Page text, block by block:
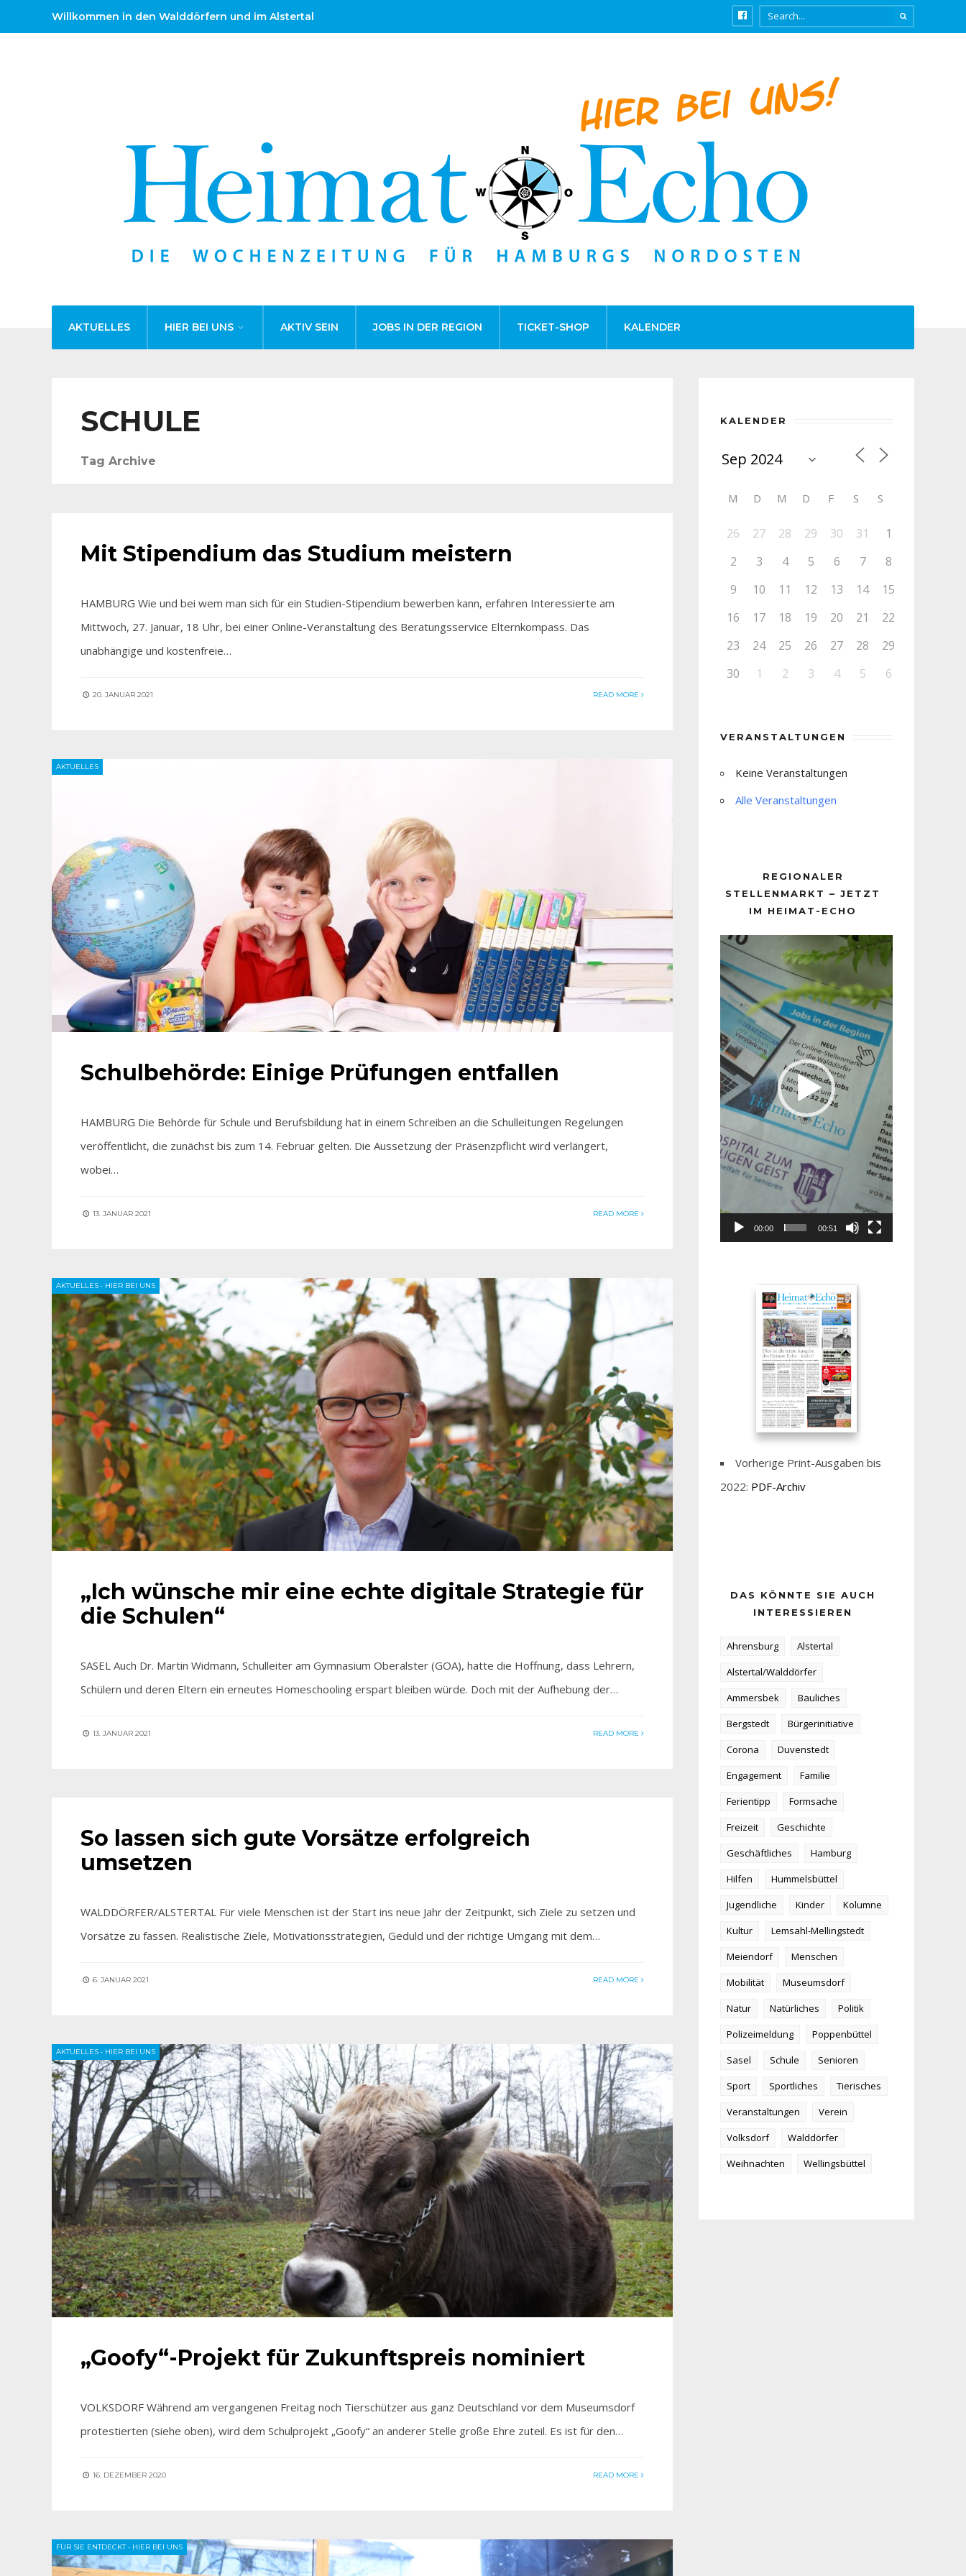
Willkommen in den Walddörfern und im Alstertal
AKTUELLES HIER BEI UNS AKTIV SEIN JOBS IN DER REGION TICKET-SHOP KALENDER
SCHULE
Tag Archive
Mit Stipendium das Studium meistern
HAMBURG Wie und bei wem man sich für ein Studien-Stipendium bewerben kann, erfahren Interessierte am
Mittwoch, 27. Januar, 18 Uhr, bei einer Online-Veranstaltung des Beratungsservice Elternkompass. Das
unabhängige und kostenfreie…
20. JANUAR 2021 READ MORE
AKTUELLES
Schulbehörde: Einige Prüfungen entfallen
HAMBURG Die Behörde für Schule und Berufsbildung hat in einem Schreiben an die Schulleitungen Regelungen
veröffentlicht, die zunächst bis zum 14. Februar gelten. Die Aussetzung der Präsenzpflicht wird verlängert,
wobei…
13. JANUAR 2021 READ MORE
AKTUELLES • HIER BEI UNS
„Ich wünsche mir eine echte digitale Strategie für
die Schulen“
SASEL Auch Dr. Martin Widmann, Schulleiter am Gymnasium Oberalster (GOA), hatte die Hoffnung, dass Lehrern,
Schülern und deren Eltern ein erneutes Homeschooling erspart bleiben würde. Doch mit der Aufhebung der…
13. JANUAR 2021 READ MORE
So lassen sich gute Vorsätze erfolgreich
umsetzen
WALDDÖRFER/ALSTERTAL Für viele Menschen ist der Start ins neue Jahr der Zeitpunkt, sich Ziele zu setzen und
Vorsätze zu fassen. Realistische Ziele, Motivationsstrategien, Geduld und der richtige Umgang mit dem…
6. JANUAR 2021 READ MORE
AKTUELLES • HIER BEI UNS
„Goofy“-Projekt für Zukunftspreis nominiert
VOLKSDORF Während am vergangenen Freitag noch Tierschützer aus ganz Deutschland vor dem Museumsdorf
protestierten (siehe oben), wird dem Schulprojekt „Goofy“ an anderer Stelle große Ehre zuteil. Es ist für den…
16. DEZEMBER 2020 READ MORE
FÜR SIE ENTDECKT• HIER BEI UNS
KALENDER
M D M D F S S
26 27 28 29 30 31
1
2
3 4 5 6 7
8
9
10 11 12 13 14
15
16
17 18 19 20 21
22
23
24 25 26 27 28
29
30
1 2 3 4 5 6
VERANSTALTUNGEN
Keine Veranstaltungen
Alle Veranstaltungen
REGIONALER
STELLENMARKT – JETZT
IM HEIMAT-ECHO
Player
00:00 00:51
Vorherige Print-Ausgaben bis
2022: PDF-Archiv
DAS KÖNNTE SIE AUCH
INTERESSIEREN
Ahrensburg
Alstertal
Alstertal/Walddörfer
Ammersbek
Bauliches
Bergstedt
Bürgerinitiative
Corona
Duvenstedt
Engagement
Familie
Ferientipp
Formsache
Freizeit
Geschichte
Geschäftliches
Hamburg
Hilfen
Hummelsbüttel
Jugendliche
Kinder
Kolumne
Kultur
Lemsahl-Mellingstedt
Meiendorf
Menschen
Mobilität
Museumsdorf
Natur
Natürliches
Politik
Polizeimeldung
Poppenbüttel
Sasel
Schule
Senioren
Sport
Sportliches
Tierisches
Veranstaltungen
Verein
Volksdorf
Walddörfer
Weihnachten
Wellingsbüttel